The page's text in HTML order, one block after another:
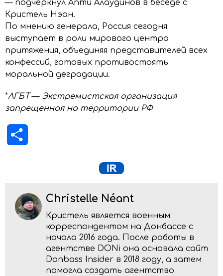
— подчеркнул Апти Алаудинов в беседе с
Кристель Нэан.
По мнению генерала, Россия сегодня
выступает в роли мирового центра
притяжения, объединяя представителей всех
конфессий, готовых противостоять
моральной деградации.
*ЛГБТ— Экстремистская организация
запрещенная на территории РФ
Christelle Néant
Кристель является военным
корреспондентом на Донбассе с
начала 2016 года. После работы в
агентстве DONi она основала сайт
Donbass Insider в 2018 году, а затем
помогла создать агентство